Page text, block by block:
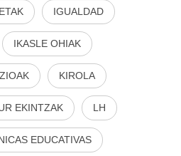
IGUALDAD
IKASLE OHIAK
KIROLA
EKINTZAK LH
EDUCATIVAS